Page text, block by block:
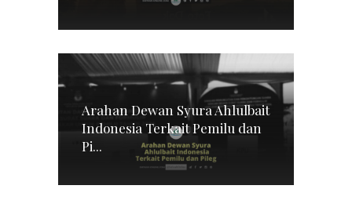
Arahan Dewan Syura Ahlulbait
Indonesia Terkait Pemilu dan
Pi...